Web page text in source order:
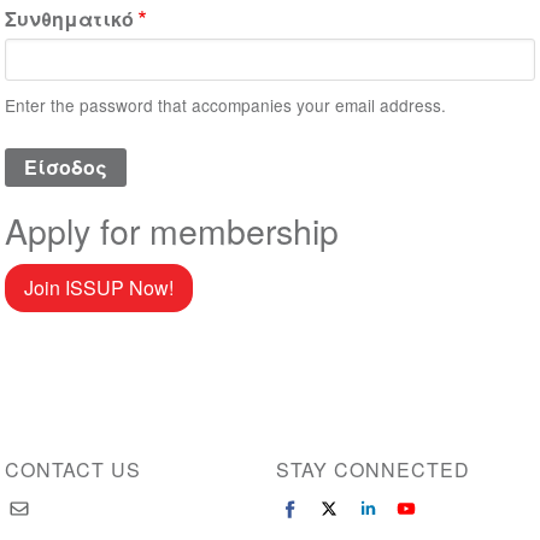
Συνθηματικό
Enter the password that accompanies your email address.
Apply for membership
Join ISSUP Now!
CONTACT US STAY CONNECTED